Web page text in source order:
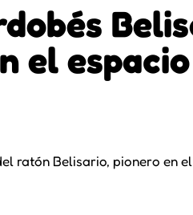
el
ratón Belisario, pionero en